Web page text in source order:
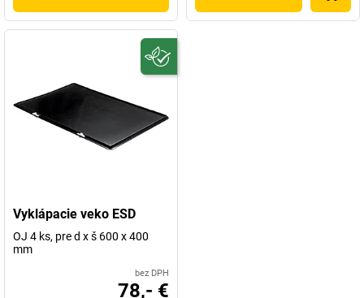
Vyklápacie veko ESD
OJ 4 ks, pre d x š 600 x 400
mm
bez DPH
78,- €